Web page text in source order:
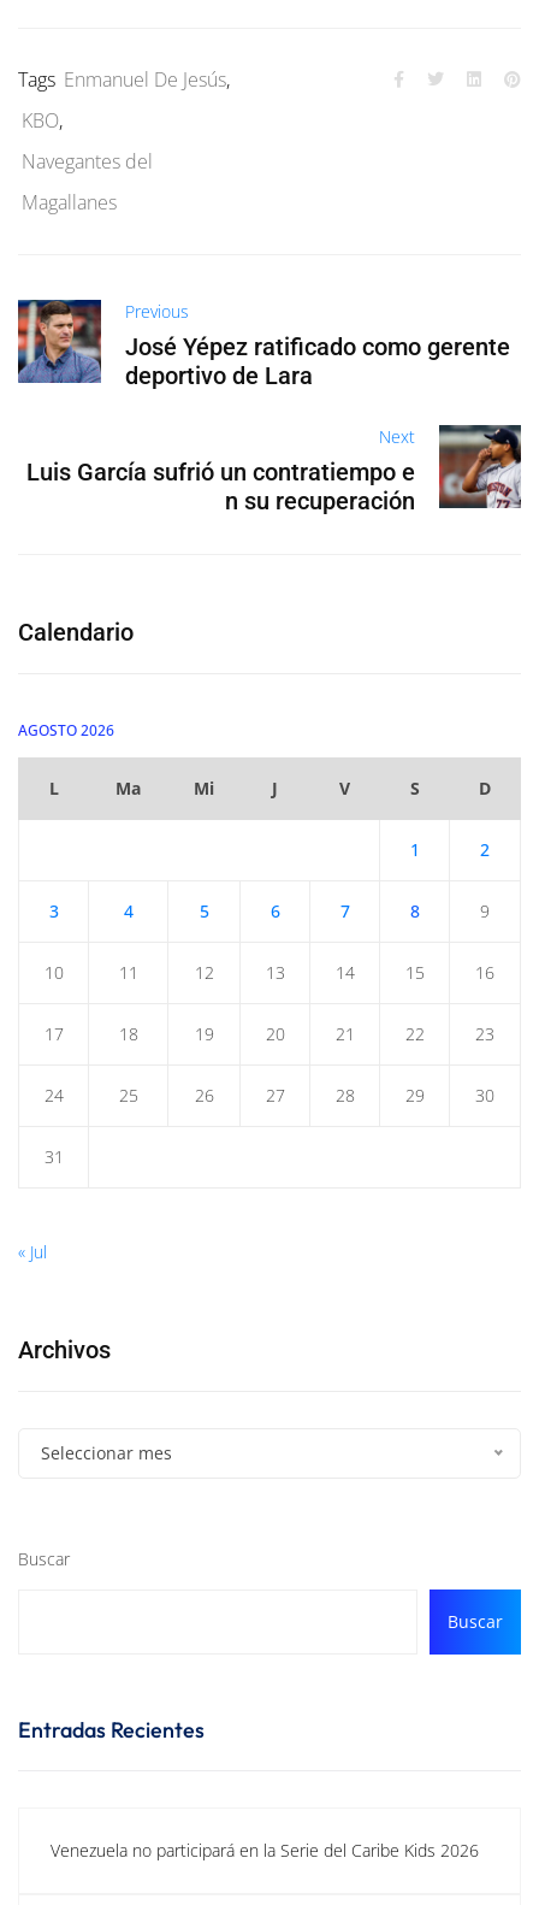
Tags Enmanuel De Jesús,
KBO,
Navegantes del
Magallanes
Previous
José Yépez ratificado como gerente
deportivo de Lara
Next
Luis García sufrió un contratiempo e
n su recuperación
Calendario
AGOSTO 2026
L Ma Mi J V S D
1 2
3 4 5 6 7 8 9
10 11 12 13 14 15 16
17 18 19 20 21 22 23
24 25 26 27 28 29 30
31
« Jul
Archivos
Seleccionar mes
Buscar
Buscar
Entradas Recientes
Venezuela no participará en la Serie del Caribe Kids 2026